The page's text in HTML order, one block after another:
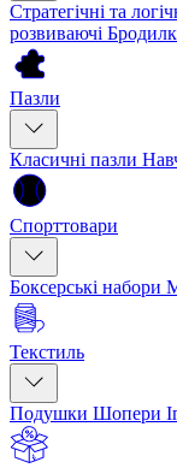
Стратегічні та
розвиваючі
Пазли
Класичні пазли
Спорттовари
Боксерські набори
Текстиль
Подушки Шопери